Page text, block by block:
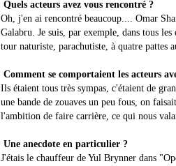
Quels acteurs avez vous rencontré ?
Oh, j'en ai rencontré beaucoup.... Omar
Galabru. Je suis, par exemple, dans tous
tour naturiste, parachutiste, à quatre pattes
Comment se comportaient les acteurs
Ils étaient tous très sympas, c'étaient de
une bande de zouaves un peu fous, on
l'ambition de faire carrière, ce qui nous
Une anecdote en particulier ?
J'étais le chauffeur de Yul Brynner dans